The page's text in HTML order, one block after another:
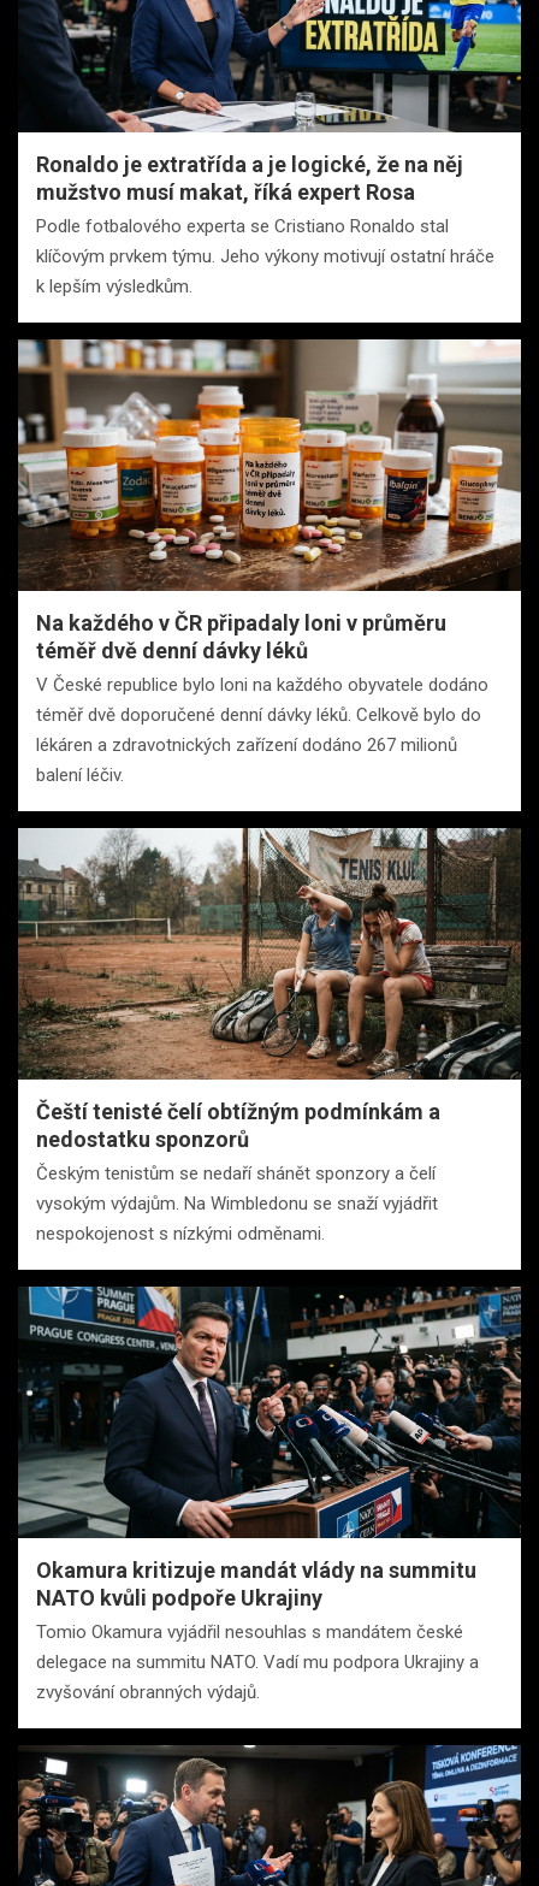
Ronaldo je extratřída a je logické, že na něj
mužstvo musí makat, říká expert Rosa
Podle fotbalového experta se Cristiano Ronaldo stal
klíčovým prvkem týmu. Jeho výkony motivují ostatní hráče
k lepším výsledkům.
Na každého v ČR připadaly loni v průměru
téměř dvě denní dávky léků
V České republice bylo loni na každého obyvatele dodáno
téměř dvě doporučené denní dávky léků. Celkově bylo do
lékáren a zdravotnických zařízení dodáno 267 milionů
balení léčiv.
Čeští tenisté čelí obtížným podmínkám a
nedostatku sponzorů
Českým tenistům se nedaří shánět sponzory a čelí
vysokým výdajům. Na Wimbledonu se snaží vyjádřit
nespokojenost s nízkými odměnami.
Okamura kritizuje mandát vlády na summitu
NATO kvůli podpoře Ukrajiny
Tomio Okamura vyjádřil nesouhlas s mandátem české
delegace na summitu NATO. Vadí mu podpora Ukrajiny a
zvyšování obranných výdajů.